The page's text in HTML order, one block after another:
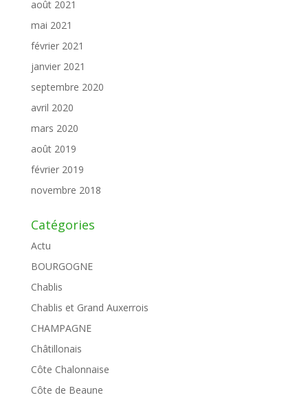
août 2021
mai 2021
février 2021
janvier 2021
septembre 2020
avril 2020
mars 2020
août 2019
février 2019
novembre 2018
Catégories
Actu
BOURGOGNE
Chablis
Chablis et Grand Auxerrois
CHAMPAGNE
Châtillonais
Côte Chalonnaise
Côte de Beaune